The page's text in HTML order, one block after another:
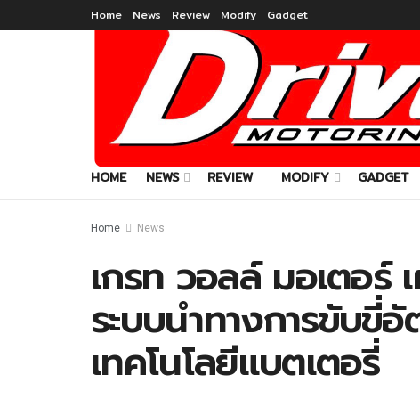
Home News Review Modify Gadget
HOME NEWS REVIEW MODIFY GADGET
Home News
เกรท วอลล์ มอเตอร์
ระบบนำทางการขับขี่
เทคโนโลยีแบตเตอรี่